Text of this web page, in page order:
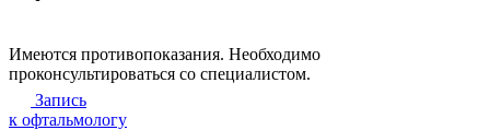
Имеются противопоказания. Необходимо
проконсультироваться со специалистом.
Запись
к офтальмологу